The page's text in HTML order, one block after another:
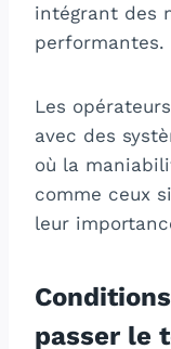
intégrant des
performantes.
Les
avec des
où la
comme ceux
leur
passer le